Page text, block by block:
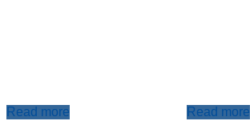
Read more
Read more